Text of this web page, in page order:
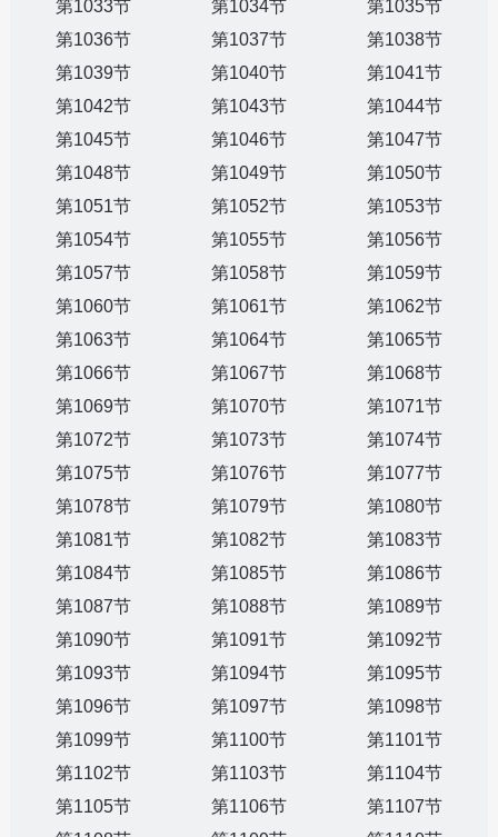
第1033节 第1034节
第1035节
第1036节
第1037节
第1038节
第1039节
第1040节
第1041节
第1042节
第1043节
第1044节
第1045节
第1046节
第1047节
第1048节
第1049节
第1050节
第1051节
第1052节
第1053节
第1054节
第1055节
第1056节
第1057节
第1058节
第1059节
第1060节
第1061节
第1062节
第1063节
第1064节
第1065节
第1066节
第1067节
第1068节
第1069节
第1070节
第1071节
第1072节
第1073节
第1074节
第1075节
第1076节
第1077节
第1078节
第1079节
第1080节
第1081节
第1082节
第1083节
第1084节
第1085节
第1086节
第1087节
第1088节
第1089节
第1090节
第1091节
第1092节
第1093节
第1094节
第1095节
第1096节
第1097节
第1098节
第1099节
第1100节
第1101节
第1102节
第1103节
第1104节
第1105节
第1106节
第1107节